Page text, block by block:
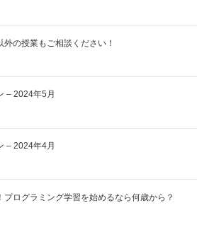
外の授業もご相談ください！
– 2024年5月
– 2024年4月
プログラミング学習を始めるなら何歳から？